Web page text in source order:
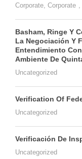
Corporate, Corporate ,
Basham, Ringe Y
La Negociación Y
Entendimiento
Ambiente De
Uncategorized
Verification Of
Uncategorized
Verificación De
Uncategorized